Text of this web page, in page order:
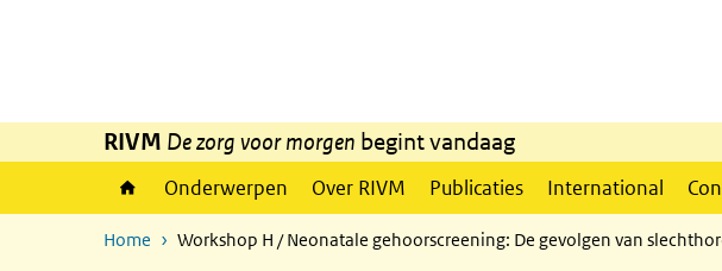
RIVM De zorg voor morgen begint vandaag
Onderwerpen Over RIVM Publicaties International
Home Workshop H / Neonatale gehoorscreening: De gevolgen van